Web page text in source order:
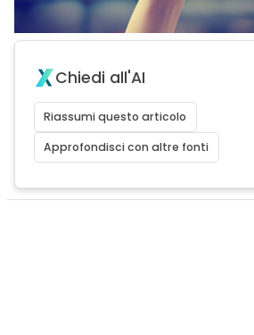
Chiedi all'AI
Riassumi questo articolo
Approfondisci con altre fonti